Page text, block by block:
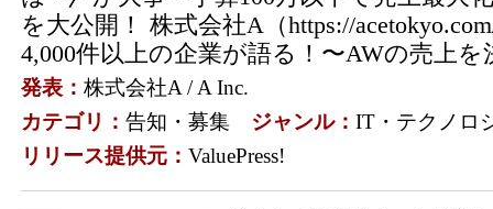
を大公開！ 株式会社A（https://
4,000件以上の企業が語る！〜AWの売上を
発表： 株式会社A / A Inc.
カテゴリ： 告知・募集 ジャンル： IT・テクノロ
リリース提供元： ValuePress!